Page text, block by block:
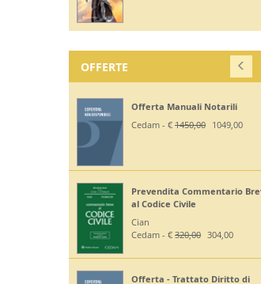
OFFERTE
Offerta Manuali Notarili
Cedam - € 1450,00 1049,00
Prevendita Commentario
al Codice Civile
Cian
Cedam - € 320,00 304,00
Offerta - Trattato Diritto di